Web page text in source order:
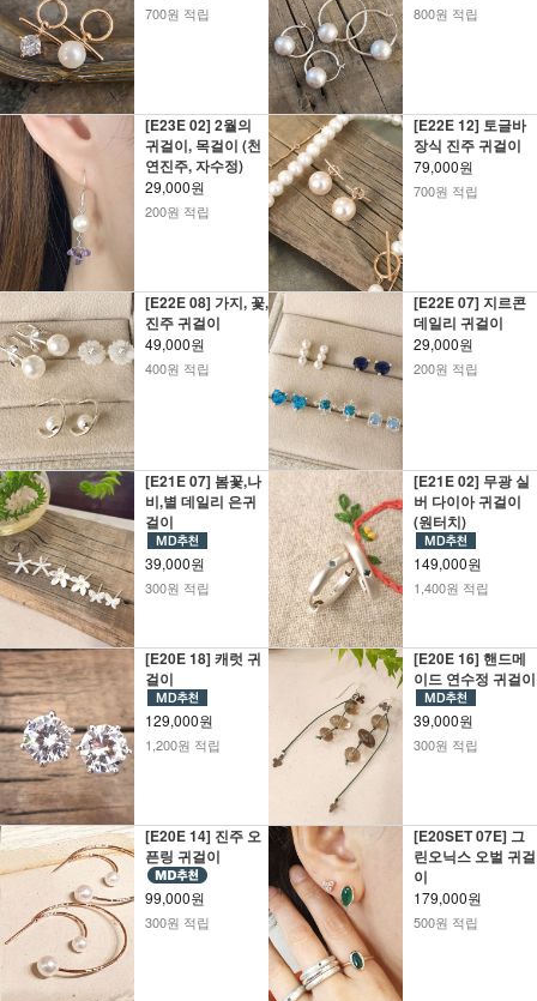
700원 적립 800원 적립
[E23E 02] 2월의
귀걸이, 목걸이 (천
연진주, 자수정)
29,000원
200원 적립
[E22E 12] 토글바
장식 진주 귀걸이
79,000원
700원 적립
[E22E 08] 가지, 꽃,
진주 귀걸이
49,000원
400원 적립
[E22E 07] 지르콘
데일리 귀걸이
29,000원
200원 적립
[E21E 07] 봄꽃,나
비,별 데일리 은귀
걸이
39,000원
300원 적립
[E21E 02] 무광 실
버 다이아 귀걸이
(원터치)
149,000원
1,400원 적립
[E20E 18] 캐럿 귀
걸이
129,000원
1,200원 적립
[E20E 16] 핸드메
이드 연수정 귀걸이
39,000원
300원 적립
[E20E 14] 진주 오
픈링 귀걸이
99,000원
300원 적립
[E20SET 07E] 그
린오닉스 오벌 귀걸
이
179,000원
500원 적립